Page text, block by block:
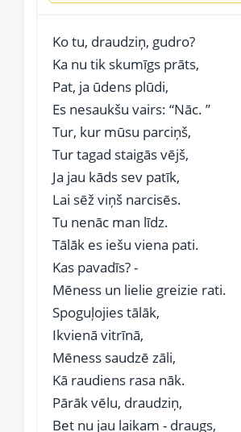
Ko tu, draudziņ, gudro?
Ka nu tik skumīgs prāts,
Pat, ja ūdens plūdi,
Es nesaukšu vairs: “Nāc. ”
Tur, kur mūsu parciņš,
Tur tagad staigās vējš,
Ja jau kāds sev patīk,
Lai sēž viņš narcisēs.
Tu nenāc man līdz.
Tālāk es iešu viena pati.
Kas pavadīs? -
Mēness un lielie greizie rati.
Spoguļojies tālāk,
Ikvienā vitrīnā,
Mēness saudzē zāli,
Kā raudiens rasa nāk.
Pārāk vēlu, draudziņ,
Bet nu jau laikam - draugs,